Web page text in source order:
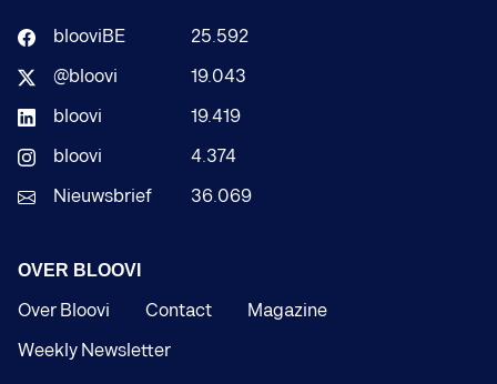
blooviBE
25.592
@bloovi
19.043
bloovi
19.419
bloovi
4.374
Nieuwsbrief
36.069
OVER BLOOVI
Over Bloovi Contact
Magazine
Weekly Newsletter